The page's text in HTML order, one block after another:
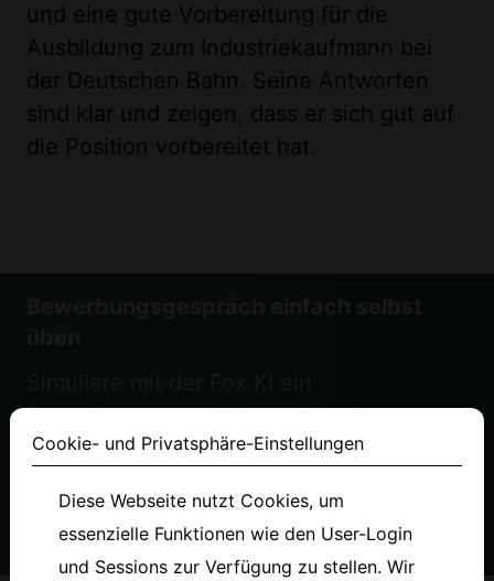
und eine gute Vorbereitung für die
Ausbildung zum Industriekaufmann bei
der Deutschen Bahn. Seine Antworten
sind klar und zeigen, dass er sich gut auf
die Position vorbereitet hat.
Bewerbungsgespräch zur Ausbildung als
Industriekaufmann bei der Deutschen
Jetzt auf Fox.KI üben
Cookie- und Privatsphäre-Einstellungen
Diese Webseite nutzt Cookies, um
essenzielle Funktionen wie den User-Login
und Sessions zur Verfügung zu stellen. Wir